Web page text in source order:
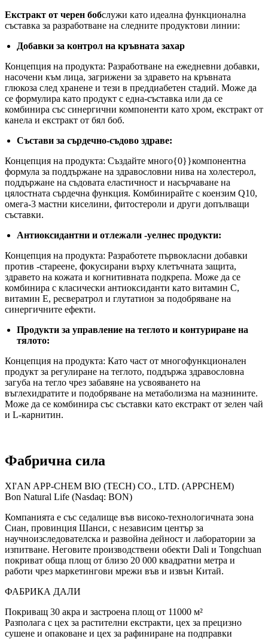
Екстракт от черен бобслужи като идеална функционална
съставка за разработване на следните продуктови линии:
Добавки за контрол на кръвната захар
Концепция на продукта: Разработване на ежедневни добавки,
насочени към лица, загрижени за здравето на кръвната
глюкоза след хранене и тези в преддиабетен стадий. Може да
се формулира като продукт с една-съставка или да се
комбинира със синергични компоненти като хром, екстракт от
канела и екстракт от бял боб.
Състави за сърдечно-съдово здраве:
Концепция на продукта: Създайте много{0}}компонентна
формула за поддържане на здравословни нива на холестерол,
поддържане на съдовата еластичност и насърчаване на
цялостната сърдечна функция. Комбинирайте с коензим Q10,
омега-3 мастни киселини, фитостероли и други допълващи
съставки.
Антиоксидантни и отлежали -уелнес продукти:
Концепция на продукта: Разработете първокласни добавки
против -стареене, фокусирани върху клетъчната защита,
здравето на кожата и когнитивната подкрепа. Може да се
комбинира с класически антиоксиданти като витамин С,
витамин Е, ресвератрол и глутатион за подобряване на
синергичните ефекти.
Продукти за управление на теглото и контуриране на
тялото:
Концепция на продукта: Като част от многофункционален
продукт за регулиране на теглото, поддържа здравословна
загуба на тегло чрез забавяне на усвояването на
въглехидратите и подобряване на метаболизма на мазнините.
Може да се комбинира със съставки като екстракт от зелен чай
и L-карнитин.
Фабрична сила
XI'AN APP-CHEM BIO (TECH) CO., LTD. (APPCHEM)
Bon Natural Life (Nasdaq: BON)
Компанията е със седалище във високо-технологичната зона
Сиан, провинция Шанси, с независим център за
научноизследователска и развойна дейност и лаборатории за
изпитване. Неговите производствени обекти Dali и Tongchuan
покриват обща площ от близо 20 000 квадратни метра и
работи чрез маркетингови мрежи във и извън Китай.
ФАБРИКА ДАЛИ
Покриващ 30 акра и застроена площ от 11000 м²
Разполага с цех за растителни екстракти, цех за прецизно
сушене и опаковане и цех за рафиниране на подправки